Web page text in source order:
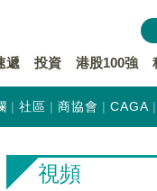
遞 投資 港股100強
社區 商協會 CAGA
視頻